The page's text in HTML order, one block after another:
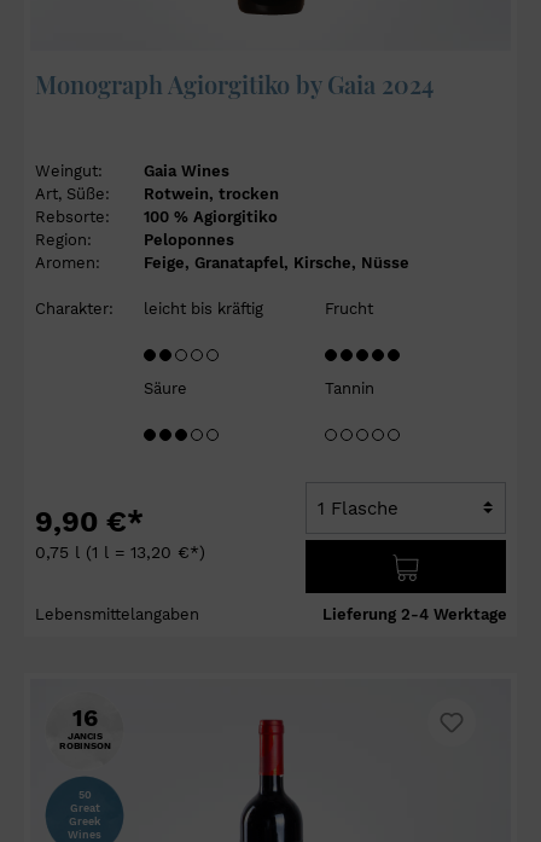
Monograph Agiorgitiko by Gaia 2024
Weingut:
Gaia Wines
Art, Süße:
Rotwein, trocken
Rebsorte:
100 % Agiorgitiko
Region:
Peloponnes
Aromen:
Feige, Granatapfel, Kirsche, Nüsse
Charakter: leicht bis kräftig Frucht
Säure Tannin
9,90 €*
0,75 l (1 l = 13,20 €*)
Lebensmittelangaben Lieferung 2-4 Werktage
16
JANCIS
ROBINSON
50
Great
Greek
Wines